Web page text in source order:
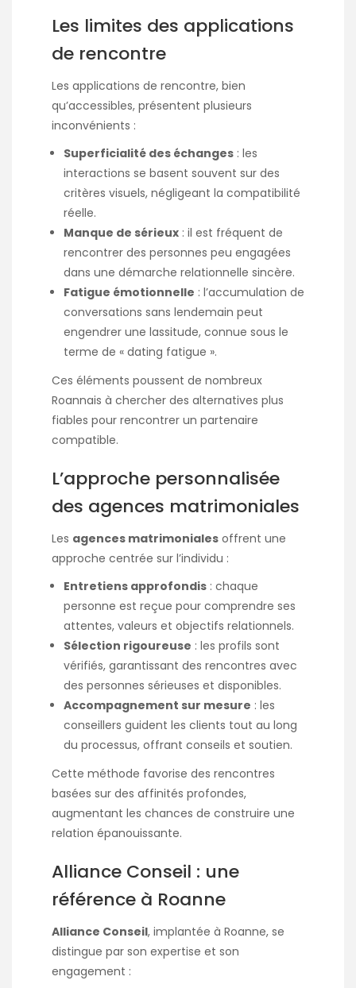
Les limites des applications
de rencontre
Les applications de rencontre, bien
qu’accessibles, présentent plusieurs
inconvénients :​
Superficialité des échanges : les
interactions se basent souvent sur des
critères visuels, négligeant la compatibilité
réelle.​
Manque de sérieux : il est fréquent de
rencontrer des personnes peu engagées
dans une démarche relationnelle sincère.​
Fatigue émotionnelle : l’accumulation de
conversations sans lendemain peut
engendrer une lassitude, connue sous le
terme de « dating fatigue ».​
Ces éléments poussent de nombreux
Roannais à chercher des alternatives plus
fiables pour rencontrer un partenaire
compatible.​
L’approche personnalisée
des agences matrimoniales
Les agences matrimoniales offrent une
approche centrée sur l’individu :​
Entretiens approfondis : chaque
personne est reçue pour comprendre ses
attentes, valeurs et objectifs relationnels.​
Sélection rigoureuse : les profils sont
vérifiés, garantissant des rencontres avec
des personnes sérieuses et disponibles.​
Accompagnement sur mesure : les
conseillers guident les clients tout au long
du processus, offrant conseils et soutien.​
Cette méthode favorise des rencontres
basées sur des affinités profondes,
augmentant les chances de construire une
relation épanouissante.​
Alliance Conseil : une
référence à Roanne
Alliance Conseil, implantée à Roanne, se
distingue par son expertise et son
engagement :​